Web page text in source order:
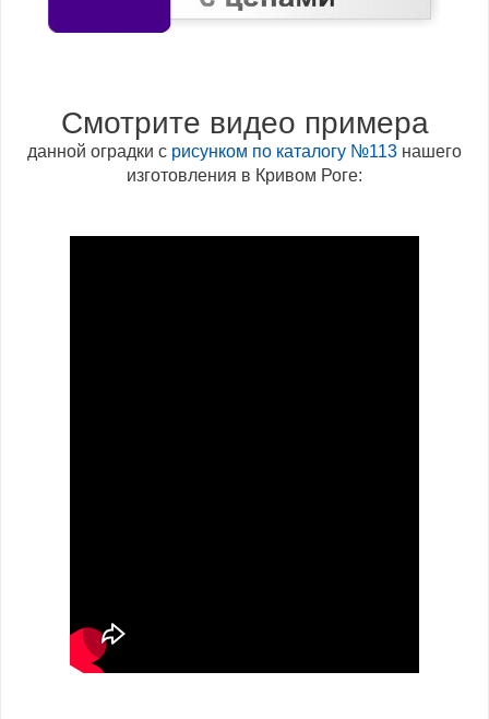
Смотрите видео примера
данной оградки с рисунком по каталогу №113 нашего
изготовления в Кривом Роге: